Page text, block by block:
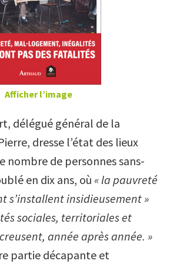
Afficher l’image
délégué général de la
dresse l’état des lieux
nombre de personnes sans-
en dix ans, où « la pauvreté
s’installent insidieusement »
sociales, territoriales et
année après année. »
partie décapante et